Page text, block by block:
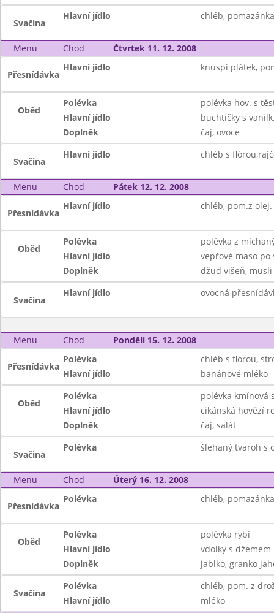
Svačina
Hlavní jídlo chléb,
Menu Chod Čtvrtek 11. 12. 2008
Přesnídávka
Hlavní jídlo knuspi plátek,
Oběd
Polévka
polévka hov. s
Hlavní jídlo
buchtičky s
Doplněk
čaj, ovoce
Svačina
Hlavní jídlo chléb s
Menu Chod Pátek 12. 12. 2008
Přesnídávka
Hlavní jídlo chléb, pom.z
Oběd
Polévka
polévka z
Hlavní jídlo
vepřové maso
Doplněk
džud višeň,
Svačina
Hlavní jídlo ovocná
Menu Chod Pondělí 15. 12. 2008
Přesnídávka
Polévka
chléb s florou,
Hlavní jídlo
banánové mléko
Oběd
Polévka
polévka kmínová
Hlavní jídlo
cikánská hovězí
Doplněk
čaj, salát
Svačina
Polévka šlehaný tvaroh s
Menu Chod Úterý 16. 12. 2008
Přesnídávka
Polévka chléb,
Oběd
Polévka
polévka rybí
Hlavní jídlo
vdolky s džemem
Doplněk
jablko, granko
Svačina
Polévka
chléb, pom. z
Hlavní jídlo
mléko